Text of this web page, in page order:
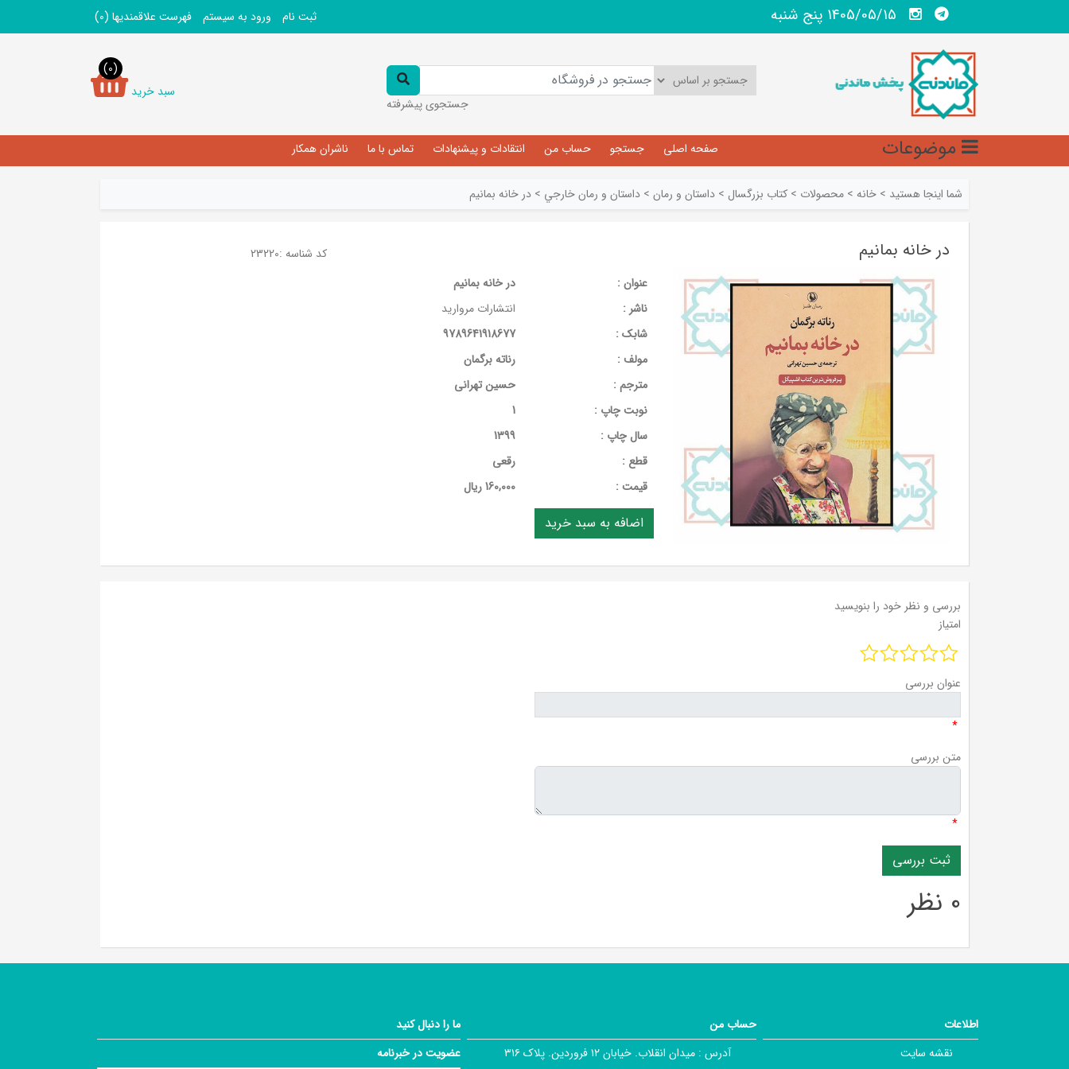
1405/05/15 پنج شنبه ثبت نام ورود به سیستم فهرست علاقمندیها (0)
جستجوی پیشرفته
سبد خرید
(0)
موضوعات صفحه اصلی جستجو حساب من انتقادات و پیشنهادات تماس با ما ناشران همکار
شما اینجا هستید > خانه > محصولات > کتاب بزرگسال > داستان و رمان > داستان و رمان خارجي > در خانه بمانیم
در خانه بمانیم کد شناسه :23220
عنوان :
در خانه بمانیم
ناشر :
انتشارات مروارید
شابک :
9789641918677
مولف :
رناته برگمان
مترجم :
حسین تهرانی
نوبت چاپ :
1
سال چاپ :
1399
قطع :
رقعی
قيمت :
160,000 ریال
بررسی و نظر خود را بنویسید
امتیاز
عنوان بررسی
*
متن بررسی
*
0 نظر
اطلاعات
نقشه سایت
حساب من
آدرس : میدان انقلاب. خیابان ۱۲ فروردین. پلاک ۳۱۶
ما را دنبال کنید
عضویت در خبرنامه